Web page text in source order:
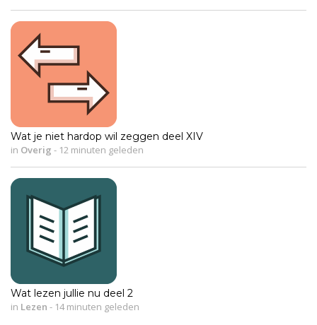
Wat je niet hardop wil zeggen deel XIV
in Overig - 12 minuten geleden
Wat lezen jullie nu deel 2
in Lezen - 14 minuten geleden